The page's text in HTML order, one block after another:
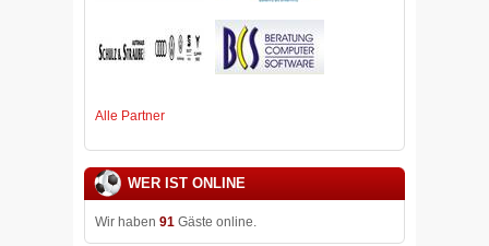
Alle Partner
WER IST ONLINE
Wir haben 91 Gäste online.